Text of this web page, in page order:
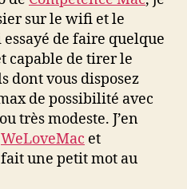
Juillet/Août
2014
sur le wifi et le
essayé de faire quelque
capable de tirer le
dont vous disposez
de possibilité avec
très modeste. J’en
WeLoveMac et
une petit mot au